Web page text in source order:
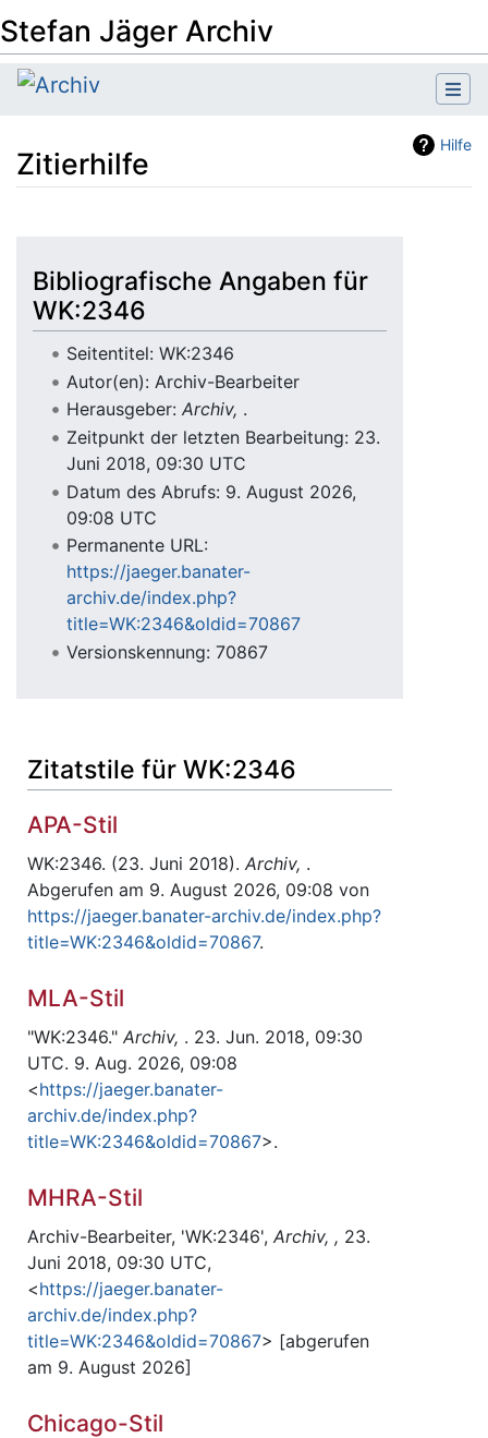
Stefan Jäger Archiv
Hilfe
Zitierhilfe
Bibliografische Angaben für
WK:2346
Seitentitel: WK:2346
Autor(en): Archiv-Bearbeiter
Herausgeber: Archiv, .
Zeitpunkt der letzten Bearbeitung: 23.
Juni 2018, 09:30 UTC
Datum des Abrufs: 9. August 2026,
09:08 UTC
Permanente URL:
https://jaeger.banater-
archiv.de/index.php?
title=WK:2346&oldid=70867
Versionskennung: 70867
Zitatstile für WK:2346
APA-Stil
WK:2346. (23. Juni 2018). Archiv, .
Abgerufen am 9. August 2026, 09:08 von
https://jaeger.banater-archiv.de/index.php?
title=WK:2346&oldid=70867.
MLA-Stil
"WK:2346." Archiv, . 23. Jun. 2018, 09:30
UTC. 9. Aug. 2026, 09:08
<https://jaeger.banater-
archiv.de/index.php?
title=WK:2346&oldid=70867>.
MHRA-Stil
Archiv-Bearbeiter, 'WK:2346', Archiv, , 23.
Juni 2018, 09:30 UTC,
<https://jaeger.banater-
archiv.de/index.php?
title=WK:2346&oldid=70867> [abgerufen
am 9. August 2026]
Chicago-Stil